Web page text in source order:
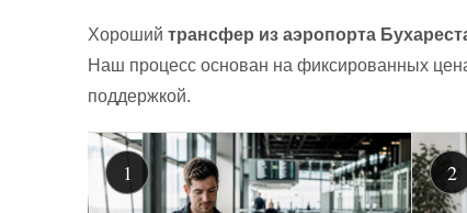
Хороший трансфер из аэропорта
Наш процесс основан на фиксированных
поддержкой.